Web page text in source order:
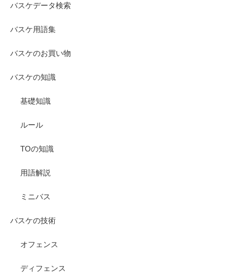
バスケデータ検索
バスケ用語集
バスケのお買い物
バスケの知識
基礎知識
ルール
TOの知識
用語解説
ミニバス
バスケの技術
オフェンス
ディフェンス